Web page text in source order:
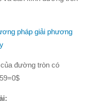
pháp giải phương
đường tròn có